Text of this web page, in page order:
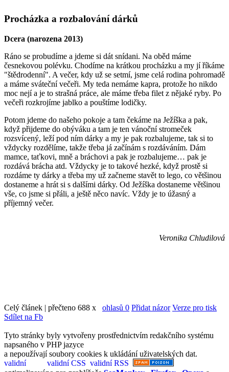
Procházka a rozbalování dárků
Dcera (narozena 2013)
Ráno se probudíme a jdeme si dát snídani. Na oběd máme
česnekovou polévku. Chodíme na krátkou procházku a my jí říkáme
"štědrodenní". A večer, kdy už se setmí, jsme celá rodina pohromadě
a máme sváteční večeři. My teda nemáme kapra, protože ho nikdo
moc nejí a je to strašná práce, ale máme třeba filet z nějaké ryby. Po
večeři rozkrojíme jablko a pouštíme lodičky.
Potom jdeme do našeho pokoje a tam čekáme na Ježíška a pak,
když přijdeme do obýváku a tam je ten vánoční stromeček
rozsvícený, leží pod ním dárky a my je pak rozbalujeme, tak si to
vždycky rozdělíme, takže třeba já začínám s rozdáváním. Dám
mamce, taťkovi, mně a bráchovi a pak je rozbalujeme… pak je
rozdává brácha atd. Vždycky je to takové hezké, když prostě si
rozdáme ty dárky a třeba my už začneme stavět to lego, co většinou
dostaneme a hrát si s dalšími dárky. Od Ježíška dostaneme většinou
vše, co jsme si přáli, a ještě něco navíc. Vždy je to úžasný a
příjemný večer.
Veronika Chludilová
Celý článek | přečteno 688 x ohlasů 0 Přidat názor Verze pro tisk
Sdílet na Fb
Tyto stránky byly vytvořeny prostřednictvím redakčního systému
napsaného v PHP jazyce
a nepoužívají soubory cookies k ukládání uživatelských dat.